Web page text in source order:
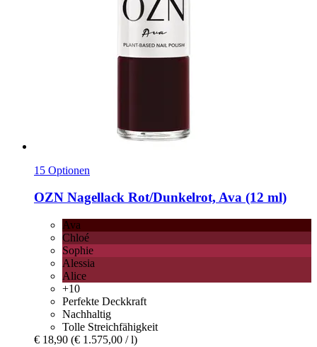
15 Optionen
OZN Nagellack Rot/Dunkelrot, Ava (12 ml)
Ava
Chloé
Sophie
Alessia
Alice
+10
Perfekte Deckkraft
Nachhaltig
Tolle Streichfähigkeit
€ 18,90 (€ 1.575,00 / l)